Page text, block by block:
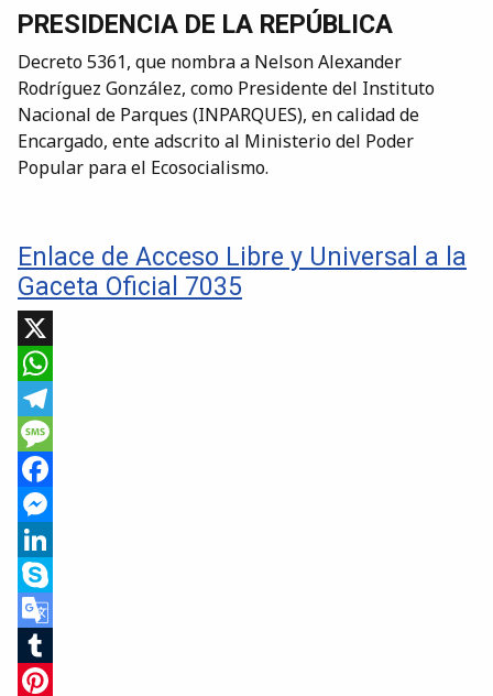
PRESIDENCIA DE LA REPÚBLICA
Decreto 5361, que nombra a Nelson Alexander
Rodríguez González, como Presidente del Instituto
Nacional de Parques (INPARQUES), en calidad de
Encargado, ente adscrito al Ministerio del Poder
Popular para el Ecosocialismo.
Enlace de Acceso Libre y Universal a la
Gaceta Oficial 7035
X
WhatsApp
Telegram
Message
Facebook
Messenger
LinkedIn
Skype
Google
Translate
Tumblr